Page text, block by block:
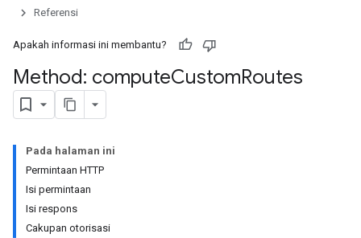
Referensi
Apakah informasi ini membantu?
Method: computeCustomRoutes
Pada halaman ini
Permintaan HTTP
Isi permintaan
Isi respons
Cakupan otorisasi